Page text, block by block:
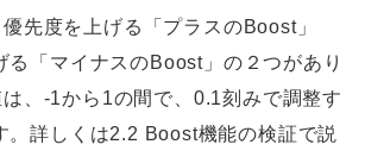
先度を上げる「プラスのBoost」
る「マイナスのBoost」の２つがあり
、-1から1の間で、0.1刻みで調整す
。詳しくは2.2 Boost機能の検証で説